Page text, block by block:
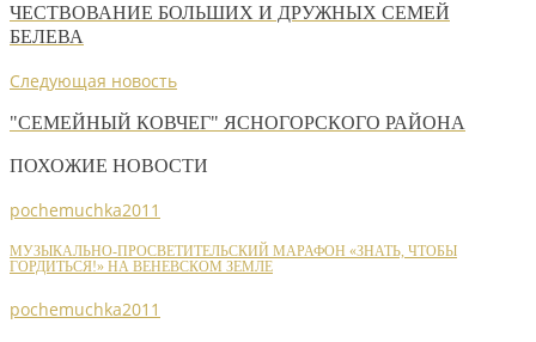
ЧЕСТВОВАНИЕ БОЛЬШИХ И ДРУЖНЫХ СЕМЕЙ
БЕЛЕВА
Следующая новость
"СЕМЕЙНЫЙ КОВЧЕГ" ЯСНОГОРСКОГО РАЙОНА
ПОХОЖИЕ НОВОСТИ
pochemuchka2011
МУЗЫКАЛЬНО-ПРОСВЕТИТЕЛЬСКИЙ МАРАФОН «ЗНАТЬ, ЧТОБЫ
ГОРДИТЬСЯ!» НА ВЕНЕВСКОМ ЗЕМЛЕ
pochemuchka2011